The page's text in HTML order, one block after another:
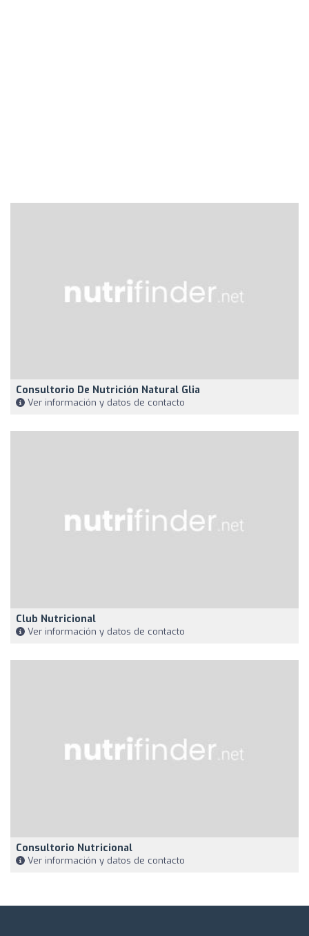
Consultorio De Nutrición Natural Glia
Ver información y datos de contacto
Club Nutricional
Ver información y datos de contacto
Consultorio Nutricional
Ver información y datos de contacto